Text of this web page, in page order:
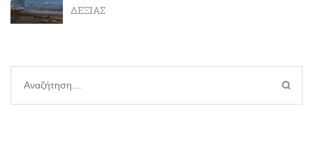
ΔΕΞΙΆΣ
Αναζήτηση
για: